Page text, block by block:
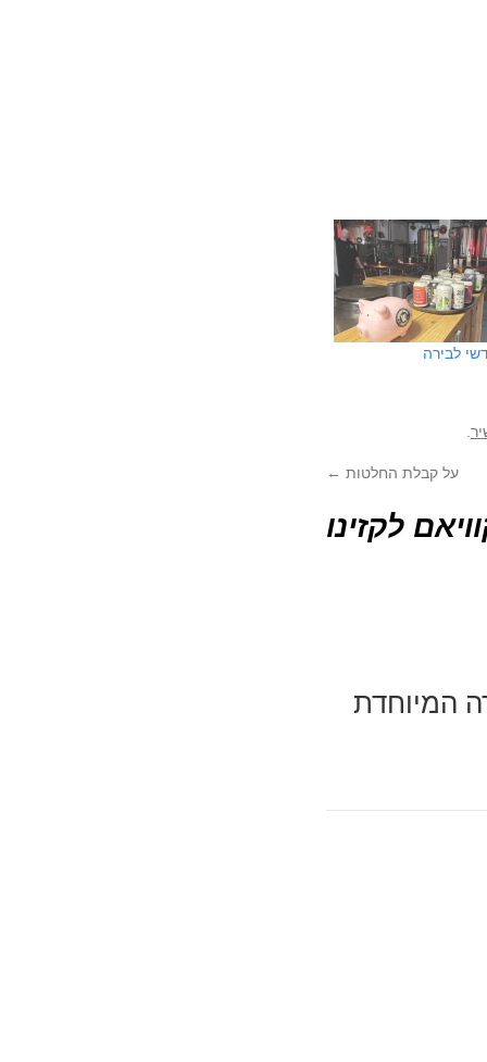
לבירה
על קבלת החלטות ←
26: רקוויאם לקזינו
המיוחדת